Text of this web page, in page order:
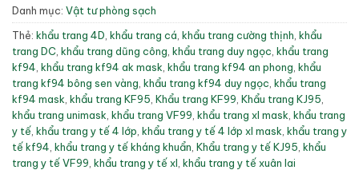
Danh mục: Vật tư phòng sạch
Thẻ: khẩu trang 4D khẩu trang cá khẩu trang cường thịnh khẩu
trang DC khẩu trang dũng công khẩu trang duy ngọc khẩu trang
kf94 khẩu trang kf94 ak mask khẩu trang kf94 an phong khẩu
trang kf94 bông sen vàng khẩu trang kf94 duy ngọc khẩu trang
kf94 mask khẩu trang KF95 Khẩu trang KF99 Khẩu trang KJ95
khẩu trang unimask khẩu trang VF99 khẩu trang xl mask khẩu trang
y tế khẩu trang y tế 4 lớp khẩu trang y tế 4 lớp xl mask khẩu trang y
tế kf94 khẩu trang y tế kháng khuẩn Khẩu trang y tế KJ95 khẩu
trang y tế VF99 khẩu trang y tế xl khẩu trang y tế xuân lai